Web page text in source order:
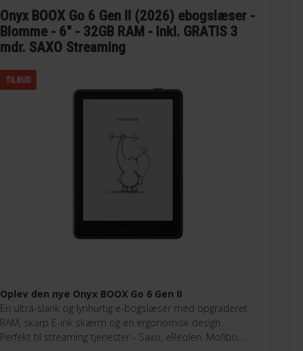
Onyx BOOX Go 6 Gen II (2026) ebogslæser -
Blomme - 6" - 32GB RAM - Inkl. GRATIS 3
mdr. SAXO Streaming
TILBUD
Oplev den nye Onyx BOOX Go 6 Gen II
En ultra-slank og lynhurtig e-bogslæser med opgraderet
RAM, skarp E-ink skærm og en ergonomisk design.
Perfekt til streaming tjenester - Saxo, eReolen, Mofibo,